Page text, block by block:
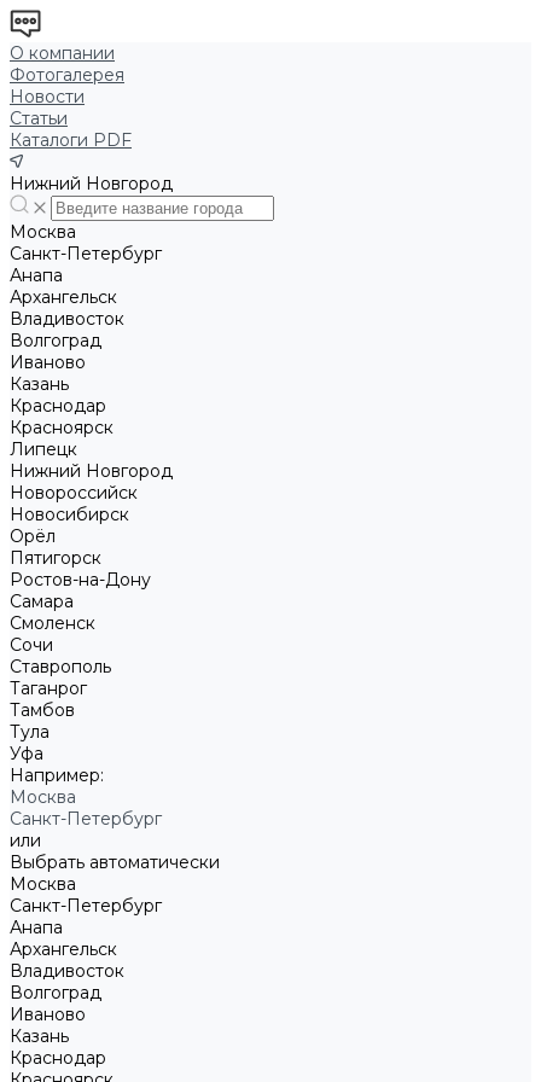
О компании
Фотогалерея
Новости
Статьи
Каталоги PDF
Нижний Новгород
Москва
Санкт-Петербург
Анапа
Архангельск
Владивосток
Волгоград
Иваново
Казань
Краснодар
Красноярск
Липецк
Нижний Новгород
Новороссийск
Новосибирск
Орёл
Пятигорск
Ростов-на-Дону
Самара
Смоленск
Сочи
Ставрополь
Таганрог
Тамбов
Тула
Уфа
Например:
Москва
Санкт-Петербург
или
Выбрать автоматически
Москва
Санкт-Петербург
Анапа
Архангельск
Владивосток
Волгоград
Иваново
Казань
Краснодар